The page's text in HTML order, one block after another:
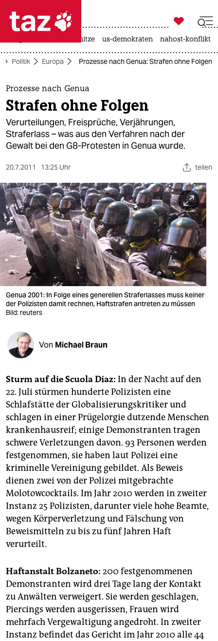
 taz zahl ich
taz zahl ich
themen
politik
öko
sport
berlin
nord
wahrheit
verlag
verlag
shop
fragen & hilfe
unterstützen
abo
genossenschaft
epaper login

taz zahl ich
hitze us-demokraten nahost-konflikt
Politik Europa Prozesse nach Genua: Strafen ohne Folgen
Prozesse nach Genua
Strafen ohne Folgen
Verurteilungen, Freisprüche, Verjährungen,
Straferlass – was aus den Verfahren nach der
Gewalt bei den G8-Protesten in Genua wurde.
20.7.2011 13:25 Uhr teilen
Genua 2001: In Folge eines generellen Straferlasses muss keiner
der Polizisten damit rechnen, Haftstrafen antreten zu müssen
Bild: reuters
Von Michael Braun
Sturm auf die Scuola Diaz: In der Nacht auf den
22. Juli stürmen hunderte Polizisten eine
Schlafstätte der Globalisierungskritiker und
schlagen in einer Prügelorgie dutzende Menschen
krankenhausreif; einige Demonstranten tragen
schwere Verletzungen davon. 93 Personen werden
festgenommen, sie haben laut Polizei eine
kriminelle Vereinigung gebildet. Als Beweis
dienen zwei von der Polizei mitgebrachte
Molotowcocktails. Im Jahr 2010 werden in zweiter
Instanz 25 Polizisten, darunter viele hohe Beamte,
wegen Körperverletzung und Fälschung von
Beweismitteln zu bis zu fünf Jahren Haft
verurteilt.
Haftanstalt Bolzaneto: 200 festgenommenen
Demonstranten wird drei Tage lang der Kontakt
zu Anwälten verweigert. Sie werden geschlagen,
Piercings werden ausgerissen, Frauen wird
mehrfach Vergewaltigung angedroht. In zweiter
Instanz befindet das Gericht im Jahr 2010 alle 44